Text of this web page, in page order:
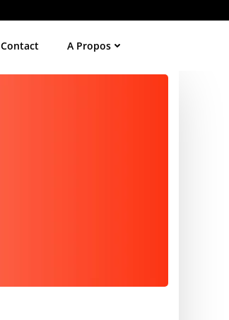
Contact A Propos